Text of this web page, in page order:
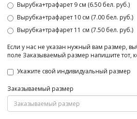
Вырубка+трафарет 9 см (6.50 бел. руб.)
Вырубка+трафарет 10 см (7.00 бел. руб.)
Вырубка+трафарет 11 см (7.50 бел. руб.)
Если у нас не указан нужный вам размер,
поле Заказываемый размер напишите тот,
Укажите свой индивидуальный размер
Заказываемый размер